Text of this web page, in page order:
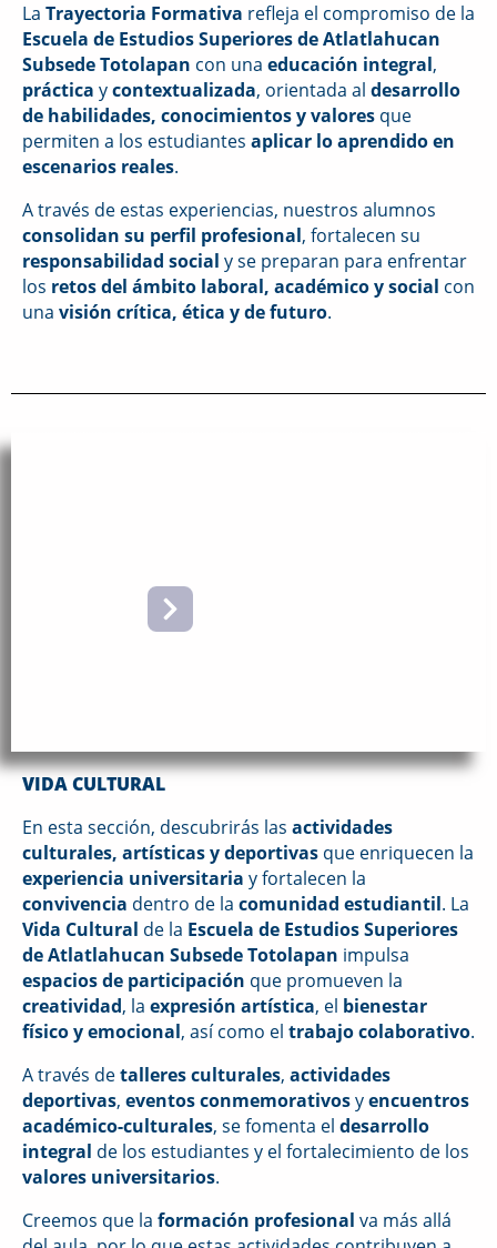
La Trayectoria Formativa refleja el compromiso de la
Escuela de Estudios Superiores de Atlatlahucan
Subsede Totolapan con una educación integral,
práctica ycontextualizada, orientada al desarrollo
de habilidades, conocimientos y valores que
permiten a los estudiantes aplicar lo aprendido en
escenarios reales.
A través de estas experiencias, nuestros alumnos
consolidan su perfil profesional, fortalecen su
responsabilidad social y se preparan para enfrentar
los retos del ámbito laboral, académico y social con
una visión crítica, ética y de futuro.
VIDA CULTURAL
En esta sección, descubrirás las actividades
culturales, artísticas y deportivas que enriquecen la
experiencia universitaria y fortalecen la
convivencia dentro de la comunidad estudiantil. La
Vida Cultural de la Escuela de Estudios Superiores
de Atlatlahucan Subsede Totolapan impulsa
espacios de participación que promueven la
creatividad, la expresión artística, el bienestar
físico y emocional, así como el trabajo colaborativo.
A través detalleres culturales, actividades
deportivas, eventos conmemorativosyencuentros
académico-culturales, se fomenta el desarrollo
integral de los estudiantes y el fortalecimiento de los
valores universitarios.
Creemos que la formación profesional va más allá